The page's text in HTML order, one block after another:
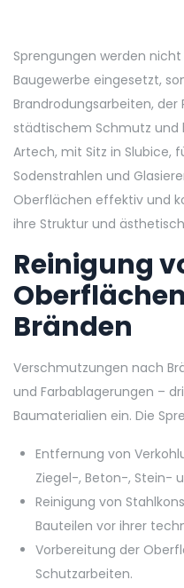
Sprengungen werden
Baugewerbe eingesetzt,
Brandrodungsarbeiten, der
städtischem Schmutz und
Artech, mit Sitz in Slubice,
Sodenstrahlen und
Oberflächen effektiv und
ihre Struktur und
Reinigung
Bränden
Verschmutzungen nach
und Farbablagerungen –
Baumaterialien ein. Die
Entfernung von
Ziegel-, Beton-, Stein-
Reinigung von
Bauteilen vor ihrer
Vorbereitung der
Schutzarbeiten.